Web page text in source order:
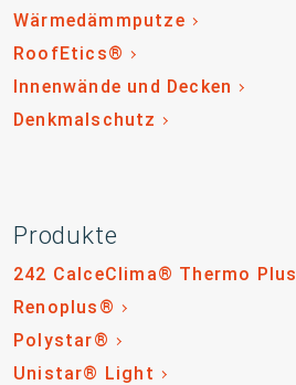
Wärmedämmputze
RoofEtics®
Innenwände und Decken
Denkmalschutz
Produkte
242 CalceClima® Thermo Plus
Renoplus®
Polystar®
Unistar® Light